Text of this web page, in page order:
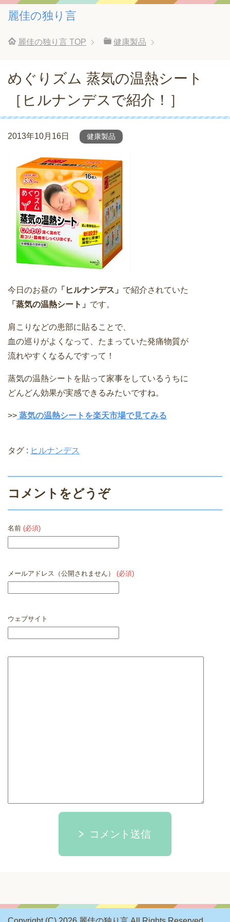
麗佳の独り言
麗佳の独り言 TOP 健康製品
めぐりズム 蒸気の温熱シート
［ヒルナンデスで紹介！］
2013年10月16日 健康製品
今日のお昼の 「ヒルナンデス」 で紹介されていた
「蒸気の温熱シート」 です。
肩こりなどの患部に貼ることで、
血の巡りがよくなって、たまっていた発痛物質が
流れやすくなるんですって！
蒸気の温熱シートを貼って家事をしているうちに
どんどん効果が実感できるみたいですね。
>> 蒸気の温熱シートを楽天市場で見てみる
タグ : ヒルナンデス
コメントをどうぞ
名前 (必須)
メールアドレス（公開されません） (必須)
ウェブサイト
コメント送信